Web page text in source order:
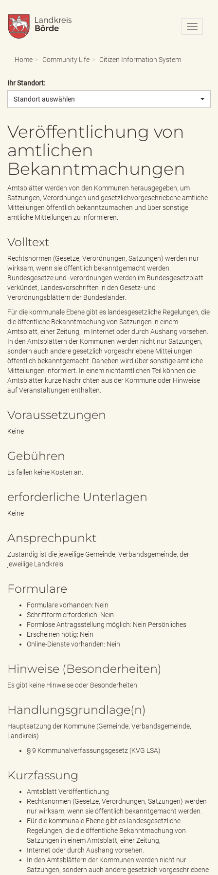
N
a
o
s
b
n
Home Community Life Citizen Information System
Ihr Standort:
Standort auswählen
Veröffentlichung von
amtlichen
Bekanntmachungen
Amtsblätter werden von den Kommunen herausgegeben, um
Satzungen, Verordnungen und gesetzlichvorgeschriebene amtliche
Mitteilungen öffentlich bekanntzumachen und über sonstige
amtliche Mitteilungen zu informieren.
Volltext
Rechtsnormen (Gesetze, Verordnungen, Satzungen) werden nur
wirksam, wenn sie öffentlich bekanntgemacht werden.
Bundesgesetze und -verordnungen werden im Bundesgesetzblatt
verkündet, Landesvorschriften in den Gesetz- und
Verordnungsblättern der Bundesländer.
Für die kommunale Ebene gibt es landesgesetzliche Regelungen, die
die öffentliche Bekanntmachung von Satzungen in einem
Amtsblatt, einer Zeitung, im Internet oder durch Aushang vorsehen.
In den Amtsblättern der Kommunen werden nicht nur Satzungen,
sondern auch andere gesetzlich vorgeschriebene Mitteilungen
öffentlich bekanntgemacht. Daneben wird über sonstige amtliche
Mitteilungen informiert. In einem nichtamtlichen Teil können die
Amtsblätter kurze Nachrichten aus der Kommune oder Hinweise
auf Veranstaltungen enthalten.
Voraussetzungen
Keine
Gebühren
Es fallen keine Kosten an.
erforderliche Unterlagen
Keine
Ansprechpunkt
Zuständig ist die jeweilige Gemeinde, Verbandsgemeinde, der
jeweilige Landkreis.
Formulare
Formulare vorhanden: Nein
Schriftform erforderlich: Nein
Formlose Antragsstellung möglich: Nein Persönliches
Erscheinen nötig: Nein
Online-Dienste vorhanden: Nein
Hinweise (Besonderheiten)
Es gibt keine Hinweise oder Besonderheiten.
Handlungsgrundlage(n)
Hauptsatzung der Kommune (Gemeinde, Verbandsgemeinde,
Landkreis)
§ 9 Kommunalverfassungsgesetz (KVG LSA)
Kurzfassung
Amtsblatt Veröffentlichung
Rechtsnormen (Gesetze, Verordnungen, Satzungen) werden
nur wirksam, wenn sie öffentlich bekanntgemacht werden.
Für die kommunale Ebene gibt es landesgesetzliche
Regelungen, die die öffentliche Bekanntmachung von
Satzungen in einem Amtsblatt, einer Zeitung,
Internet oder durch Aushang vorsehen.
In den Amtsblättern der Kommunen werden nicht nur
Satzungen, sondern auch andere gesetzlich vorgeschriebene